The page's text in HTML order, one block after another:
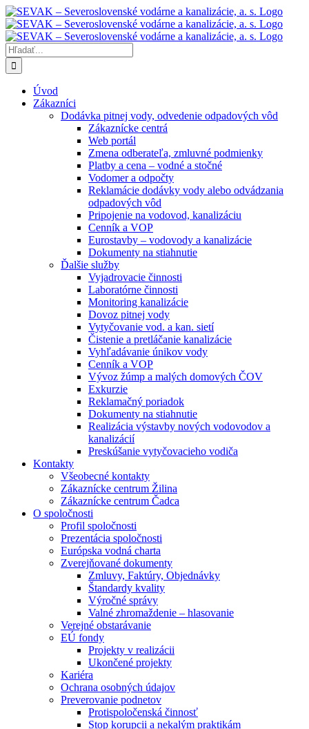
Skip
to
content
Hľadať:
Úvod
Zákazníci
Dodávka pitnej vody, odvedenie odpadových vôd
Zákaznícke centrá
Web portál
Zmena odberateľa, zmluvné podmienky
Platby a cena – vodné a stočné
Vodomer a odpočty
Reklamácie dodávky vody alebo odvádzania
odpadových vôd
Pripojenie na vodovod, kanalizáciu
Cenník a VOP
Eurostavby – vodovody a kanalizácie
Dokumenty na stiahnutie
Ďalšie služby
Vyjadrovacie činnosti
Laboratórne činnosti
Monitoring kanalizácie
Dovoz pitnej vody
Vytyčovanie vod. a kan. sietí
Čistenie a pretláčanie kanalizácie
Vyhľadávanie únikov vody
Cenník a VOP
Vývoz žúmp a malých domových ČOV
Exkurzie
Reklamačný poriadok
Dokumenty na stiahnutie
Realizácia výstavby nových vodovodov a
kanalizácií
Preskúšanie vytyčovacieho vodiča
Kontakty
Všeobecné kontakty
Zákazní­cke centrum Žilina
Zákazní­cke centrum Čadca
O spoločnosti
Profil spoločnosti
Prezentácia spoločnosti
Európska vodná charta
Zverejňované dokumenty
Zmluvy, Faktúry, Objednávky
Štandardy kvality
Výročné správy
Valné zhromaždenie – hlasovanie
Verejné obstarávanie
EÚ fondy
Projekty v realizácii
Ukončené projekty
Kariéra
Ochrana osobných údajov
Preverovanie podnetov
Protispoločenská činnosť
Stop korupcii a nekalým praktikám